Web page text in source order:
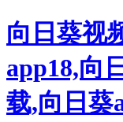
向日葵视
app18,向
载,向日葵